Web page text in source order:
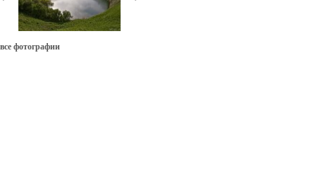
все фотографии